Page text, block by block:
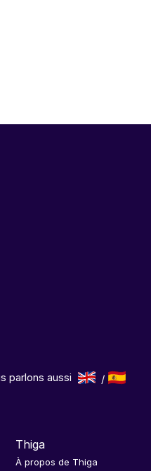
parlons aussi
Thiga
À propos de Thiga